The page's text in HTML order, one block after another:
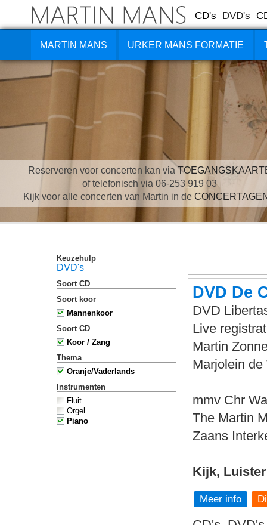
CD's DVD's
MARTIN MANS URKER MANS FORMATIE
Reserveren voor concerten kan via
of telefonisch via 06-253 919 03
Kijk voor alle concerten van Martin in de
Keuzehulp
DVD's
Soort CD
Soort koor
Mannenkoor
Soort CD
Koor / Zang
Thema
Oranje/Vaderlands
Instrumenten
Fluit
Orgel
Piano
DVD De
DVD
Live
Martin
Marjolein
mmv Chr
The Martin
Zaans
Kijk,
Meer info